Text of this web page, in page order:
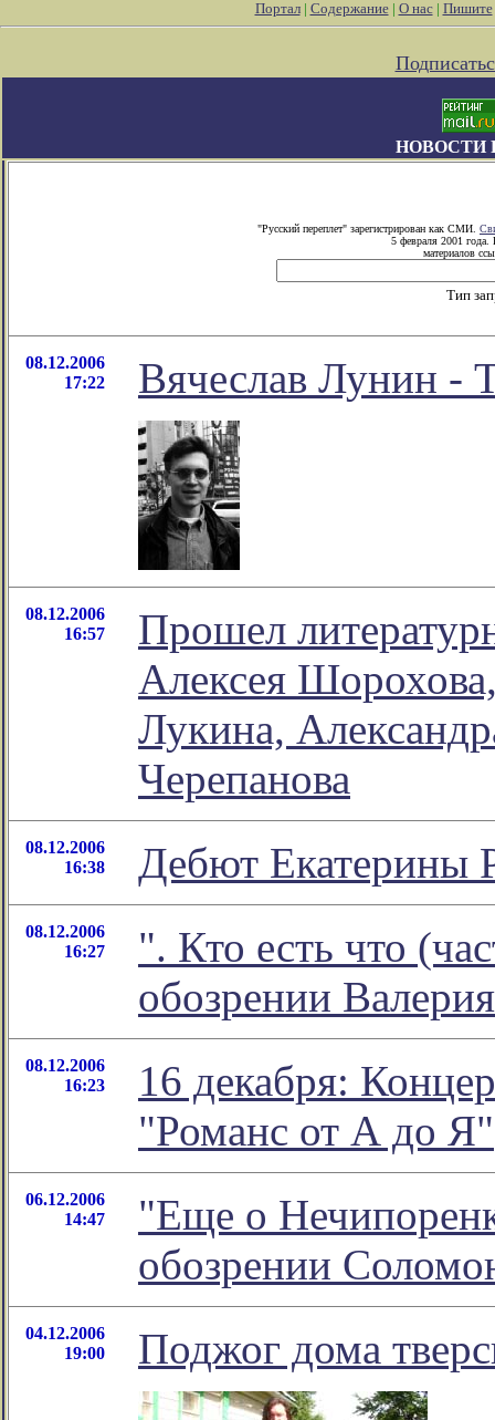
Портал| Содержание| О нас| Пишите
НОВОСТИ
"Русский переплет" зарегистрирован как СМИ.
5 февраля 2001 года.
материалов
Тип
08.12.2006
17:22
Вячеслав Лунин -
08.12.2006
16:57
Прошел
Алексея
Лукина,
Черепанова
08.12.2006
16:38
Дебют Екатерины
08.12.2006
16:27
". Кто есть что
обозрении
08.12.2006
16:23
16 декабря:
"Романс от А до Я"
06.12.2006
14:47
"Еще о
обозрении
04.12.2006
19:00
Поджог дома